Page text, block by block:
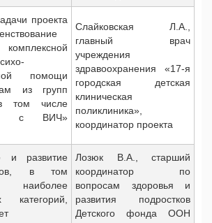
проекта
комплексной
помощи
из групп
том числе
с ВИЧ»
Слайковская Л.А.,
главный врач
учреждения
здравоохранения «17-я
городская детская
клиническая
поликлиника»,
координатор проекта
и развитие
в том
категорий,
Лозюк В.А., старший
координатор по
вопросам здоровья и
развития подростков
Детского фонда ООН